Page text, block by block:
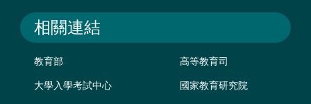
相關連結
教育部 高等教育司
大學入學考試中心 國家教育研究院